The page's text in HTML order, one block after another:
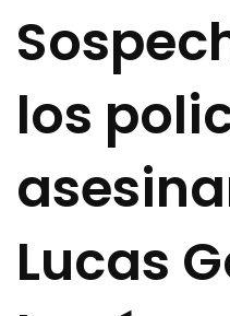
los
Lucas